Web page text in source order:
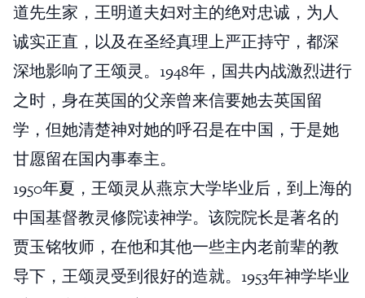
道先生家，王明道夫妇对主的绝对忠诚，为人
诚实正直，以及在圣经真理上严正持守，都深
深地影响了王颂灵。1948年，国共内战激烈进行
之时，身在英国的父亲曾来信要她去英国留
学，但她清楚神对她的呼召是在中国，于是她
甘愿留在国内事奉主。
1950年夏，王颂灵从燕京大学毕业后，到上海的
中国基督教灵修院读神学。该院院长是著名的
贾玉铭牧师，在他和其他一些主内老前辈的教
导下，王颂灵受到很好的造就。1953年神学毕业